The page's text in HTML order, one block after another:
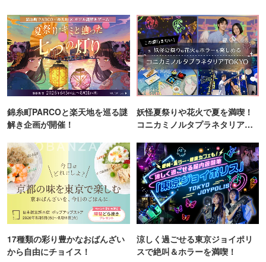
錦糸町PARCOと楽天地を巡る謎
解き企画が開催！
妖怪夏祭りや花火で夏を満喫！
コニカミノルタプラネタリア
17種類の彩り豊かなおばんざい
から自由にチョイス！
涼しく過ごせる東京ジョイポリ
スで絶叫＆ホラーを満喫！